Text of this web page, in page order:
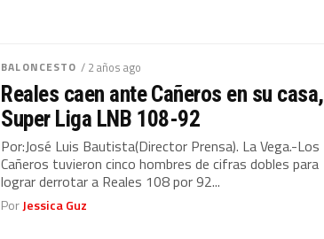
BALONCESTO / 2 años ago
Reales caen ante Cañeros en su casa,
Super Liga LNB 108-92
Por:José Luis Bautista(Director Prensa). La Vega.-Los
Cañeros tuvieron cinco hombres de cifras dobles para
lograr derrotar a Reales 108 por 92...
PorJessica Guz